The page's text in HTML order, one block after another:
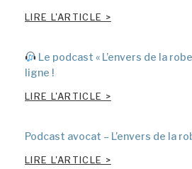
LIRE L'ARTICLE >
Le podcast « L’envers de la
ligne !
LIRE L'ARTICLE >
Podcast avocat – L’envers de la
LIRE L'ARTICLE >